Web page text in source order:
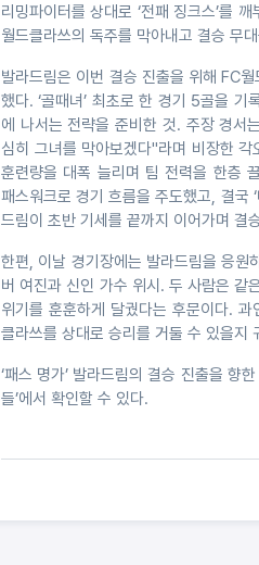
리밍파이터를 상대로 ‘전패 징크스’를
월드클라쓰의 독주를 막아내고 결승 무
발라드림은 이번 결승 진출을 위해 FC
했다. ‘골때녀’ 최초로 한 경기 5골을
에 나서는 전략을 준비한 것. 주장 경서
심히 그녀를 막아보겠다"라며 비장한
훈련량을 대폭 늘리며 팀 전력을 한층
패스워크로 경기 흐름을 주도했고, 결국
드림이 초반 기세를 끝까지 이어가며 결
한편, 이날 경기장에는 발라드림을 응원
버 여진과 신인 가수 위시. 두 사람은 같
위기를 훈훈하게 달궜다는 후문이다.
클라쓰를 상대로 승리를 거둘 수 있을지
‘패스 명가’ 발라드림의 결승 진출을 향
들’에서 확인할 수 있다.